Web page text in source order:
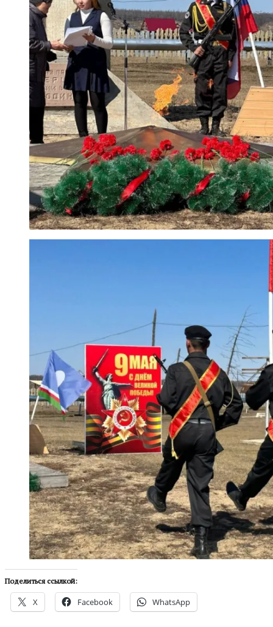
Поделиться ссылкой:
X Facebook WhatsApp